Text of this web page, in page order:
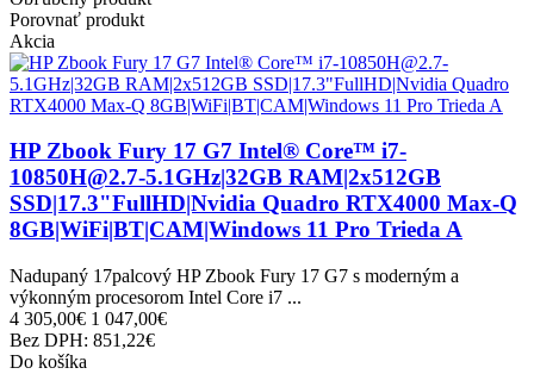
Porovnať produkt
Akcia
HP Zbook Fury 17 G7 Intel® Core™ i7-
10850H@2.7-5.1GHz|32GB RAM|2x512GB
SSD|17.3"FullHD|Nvidia Quadro RTX4000 Max-Q
8GB|WiFi|BT|CAM|Windows 11 Pro Trieda A
Nadupaný 17palcový HP Zbook Fury 17 G7 s moderným a
výkonným procesorom Intel Core i7 ...
4 305,00€ 1 047,00€
Bez DPH: 851,22€
Do košíka